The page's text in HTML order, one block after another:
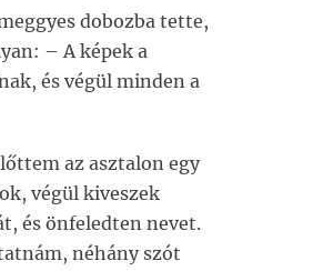
dobozba tette,
– A képek a
és végül minden a
az asztalon egy
végül kiveszek
és önfeledten nevet.
néhány szót